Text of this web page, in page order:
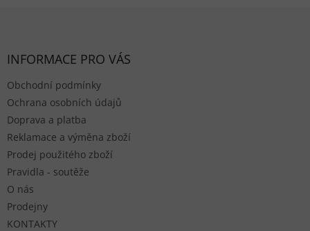
INFORMACE PRO VÁS
Obchodní podmínky
Ochrana osobních údajů
Doprava a platba
Reklamace a výměna zboží
Prodej použitého zboží
Pravidla - soutěže
O nás
Prodejny
KONTAKTY